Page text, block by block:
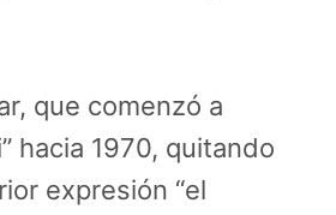
que comenzó a
hacia 1970, quitando
expresión “el